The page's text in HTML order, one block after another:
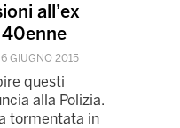
all’ex
6 GIUGNO 2015
questi
alla Polizia.
tormentata in